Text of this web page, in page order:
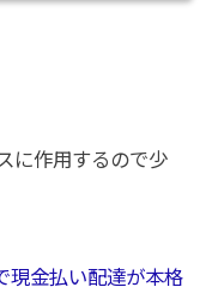
に作用するので少
現金払い配達が本格